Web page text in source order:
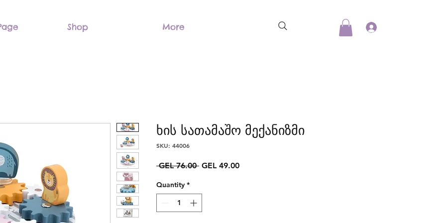
Shop More
ხის სათამაშო მექანიზმი
SKU: 44006
GEL 76.00 Regular
GEL 49.00Sale
Quantity *